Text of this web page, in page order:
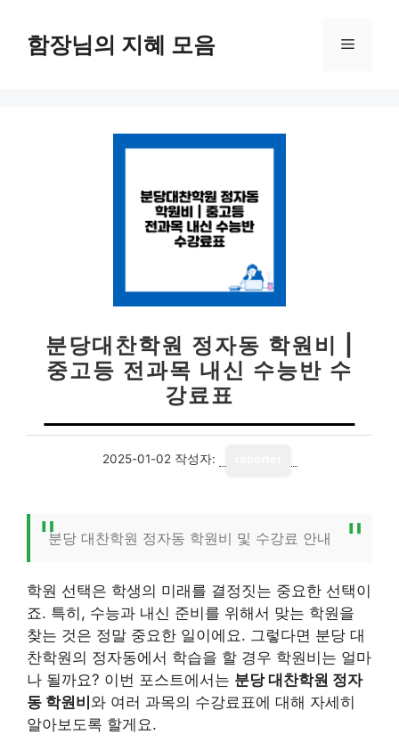
함장님의 지혜 모음 메
분당대찬학원 정자동 학원비 |
중고등 전과목 내신 수능반 수
강료표
2025-01-02 작성자:
분당 대찬학원 정자동 학원비 및 수강료 안내
학원 선택은 학생의 미래를 결정짓는 중요한 선택이
죠. 특히, 수능과 내신 준비를 위해서 맞는 학원을
찾는 것은 정말 중요한 일이에요. 그렇다면 분당 대
찬학원의 정자동에서 학습을 할 경우 학원비는 얼마
나 될까요? 이번 포스트에서는 분당 대찬학원 정자
동 학원비 와 여러 과목의 수강료표에 대해 자세히
알아보도록 할게요.